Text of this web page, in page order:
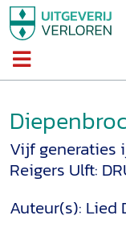
Vijf generaties
Reigers Ulft:
Auteur(s): Lied